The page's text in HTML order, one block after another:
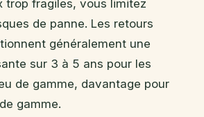
trop fragiles, vous limitez
de panne. Les retours
généralement une
sur 3 à 5 ans pour les
de gamme, davantage pour
gamme.